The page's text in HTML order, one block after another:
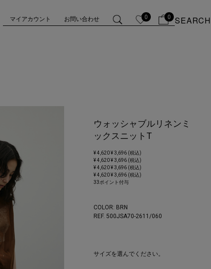
マイアカウント お問い合わせ 0 0 SEARCH
ウォッシャブルリネンミ
ックスニットT
¥ 4,620¥ 3,696 (税込)
¥ 4,620¥ 3,696 (税込)
¥ 4,620¥ 3,696 (税込)
¥ 4,620¥ 3,696 (税込)
33ポイント付与
COLOR: BRN
REF. 500JSA70-2611/060
サイズを選んでください。